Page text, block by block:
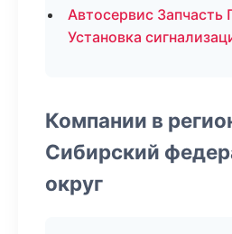
Автосервис
Установка
Компании в
Сибирский
округ